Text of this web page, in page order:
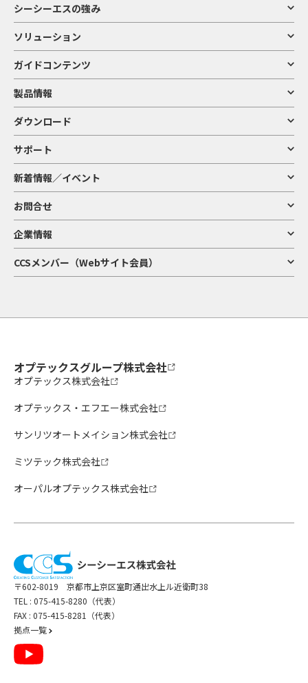
シーシーエスの強み
ソリューション
ガイドコンテンツ
製品情報
ダウンロード
サポート
新着情報／イベント
お問合せ
企業情報
CCSメンバー（Webサイト会員）
オプテックスグループ株式会社
オプテックス株式会社
オプテックス・エフエー株式会社
サンリツオートメイション株式会社
ミツテック株式会社
オーパルオプテックス株式会社
〒602-8019 京都市上京区室町通出水上ル近衛町38
TEL : 075-415-8280（代表）
FAX : 075-415-8281（代表）
拠点一覧